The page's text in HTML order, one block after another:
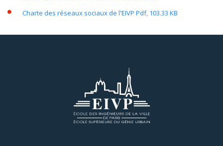
Charte des réseaux sociaux de l'EIVP Pdf, 103.33 KB